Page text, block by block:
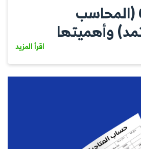
شهادة CMA (المحاسب
وأهميتها
اقرأ المزيد